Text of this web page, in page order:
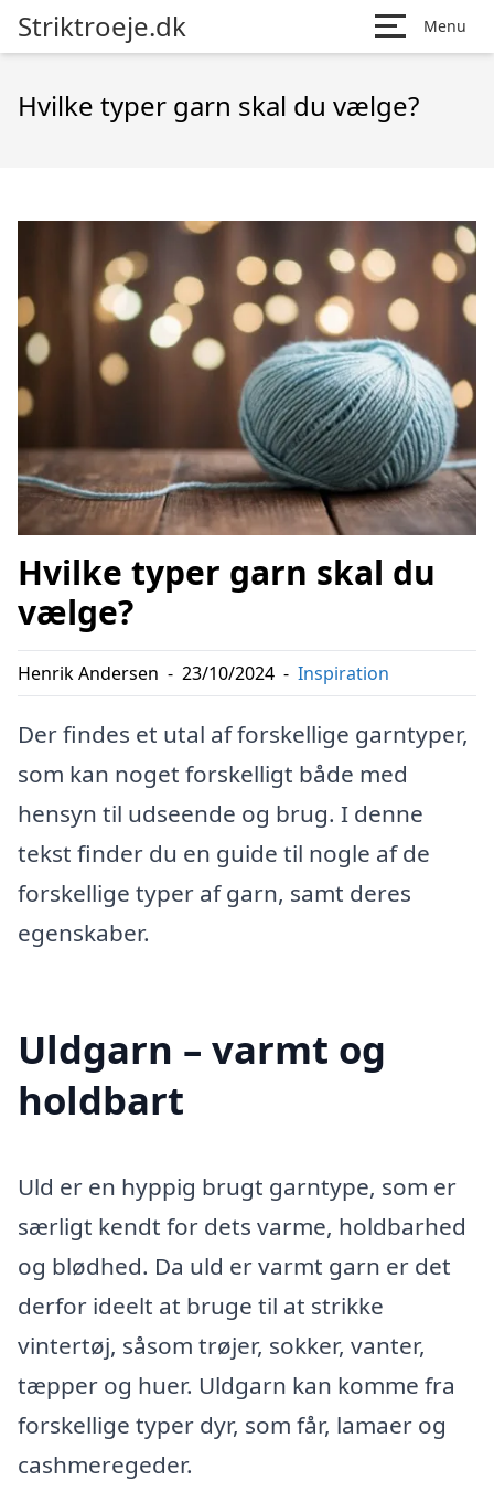
Striktroeje.dk Menu
Hvilke typer garn skal du vælge?
Hvilke typer garn skal du
vælge?
Henrik Andersen - 23/10/2024 - Inspiration
Der findes et utal af forskellige garntyper,
som kan noget forskelligt både med
hensyn til udseende og brug. I denne
tekst finder du en guide til nogle af de
forskellige typer af garn, samt deres
egenskaber.
Uldgarn – varmt og
holdbart
Uld er en hyppig brugt garntype, som er
særligt kendt for dets varme, holdbarhed
og blødhed. Da uld er varmt garn er det
derfor ideelt at bruge til at strikke
vintertøj, såsom trøjer, sokker, vanter,
tæpper og huer. Uldgarn kan komme fra
forskellige typer dyr, som får, lamaer og
cashmeregeder.